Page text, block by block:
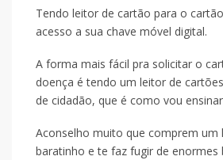
Tendo leitor de cartão para o
acesso a sua chave móvel digital.
A forma mais fácil pra solicitar o
doença é tendo um leitor de
de cidadão, que é como vou
Aconselho muito que comprem um
baratinho e te faz fugir de enormes